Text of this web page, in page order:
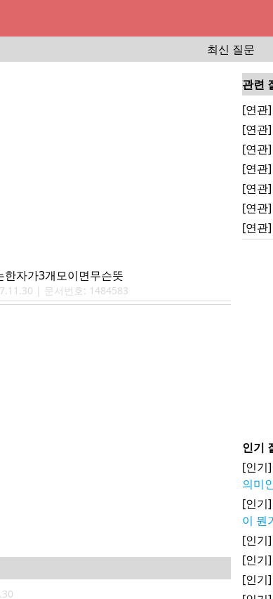
최신 질문
한자가3개모이면무슨뜻
| 문서번호: 1484583
관련
[연관]
[연관]
[연관]
[연관]
[연관]
[연관]
[연관]
인기
[인기]
의미
[인기]
이 뭔
[인기]
[인기]
[인기]